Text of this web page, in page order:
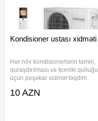
Kondisioner ustası xidməti
Hər növ kondisionerlərin təmiri,
quraşdırılması və texniki qulluğu
üçün peşəkar xidmət təqdim
keyfiyyətli və səliqəli iş təcrübəsi
10 AZN